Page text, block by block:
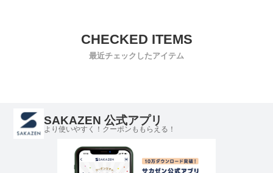
最近チェックしたアイテム
SAKAZEN 公式アプリ
より使いやすく！クーポンももらえる！